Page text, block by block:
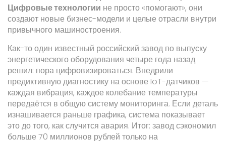
Цифровые технологии не просто «помогают», они
создают новые бизнес-модели и целые отрасли внутри
привычного машиностроения.
Как-то один известный российский завод по выпуску
энергетического оборудования четыре года назад
решил: пора цифровизироваться. Внедрили
предиктивную диагностику на основе IoT-датчиков —
каждая вибрация, каждое колебание температуры
передаётся в общую систему мониторинга. Если деталь
изнашивается раньше графика, система показывает
это до того, как случится авария. Итог: завод сэкономил
больше 70 миллионов рублей только на